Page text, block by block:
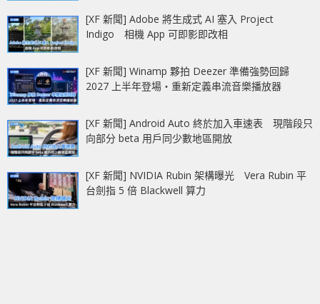
[XF 新聞] Adobe 將生成式 AI 塞入 Project
Indigo 相機 App 可即影即改相
[XF 新聞] Winamp 夥拍 Deezer 準備強勢回歸
2027 上半年登場‧重新定義串流音樂播放器
[XF 新聞] Android Auto 終於加入車速表 現階段只
向部分 beta 用戶同少數地區開放
[XF 新聞] NVIDIA Rubin 架構曝光 Vera Rubin 平
台劍指 5 倍 Blackwell 算力